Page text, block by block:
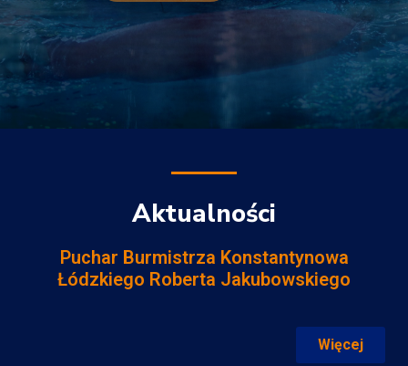
Aktualności
Puchar Burmistrza Konstantynowa
Łódzkiego Roberta Jakubowskiego
Więcej